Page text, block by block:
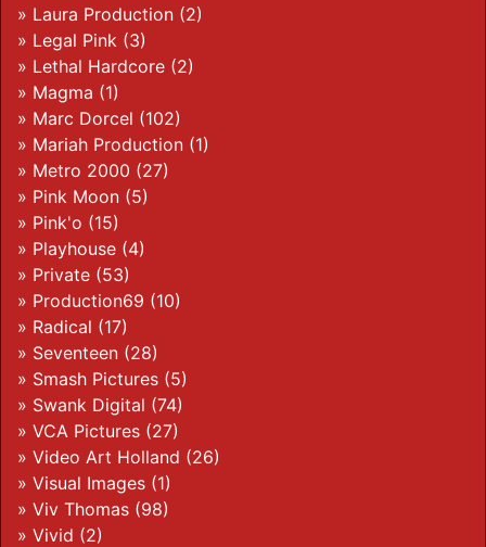
» Laura Production (2)
» Legal Pink (3)
» Lethal Hardcore (2)
» Magma (1)
» Marc Dorcel (102)
» Mariah Production (1)
» Metro 2000 (27)
» Pink Moon (5)
» Pink'o (15)
» Playhouse (4)
» Private (53)
» Production69 (10)
» Radical (17)
» Seventeen (28)
» Smash Pictures (5)
» Swank Digital (74)
» VCA Pictures (27)
» Video Art Holland (26)
» Visual Images (1)
» Viv Thomas (98)
» Vivid (2)